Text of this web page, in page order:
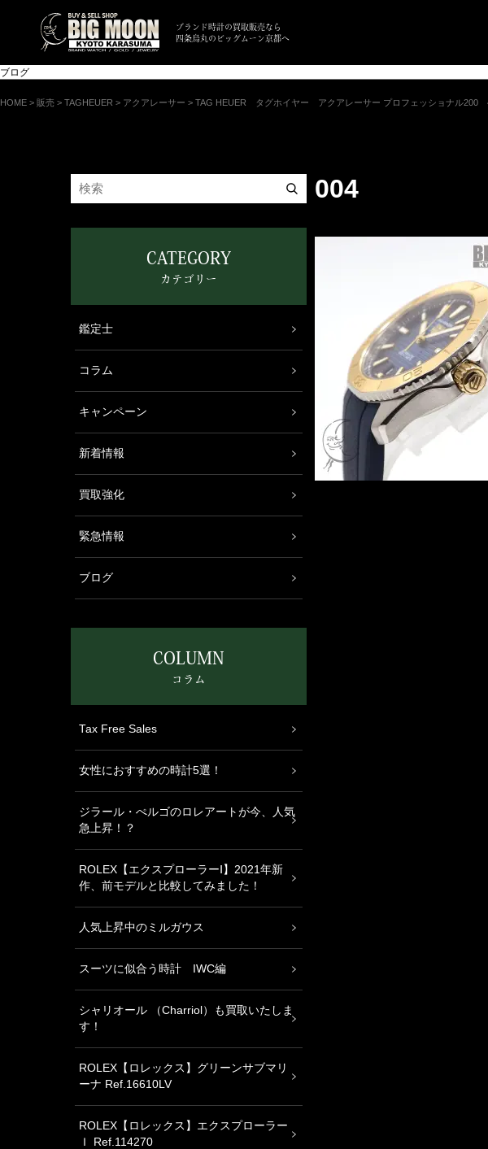
ブランド時計の買取販売なら
四条烏丸のビッグムーン京都へ
ブログ
HOME > 販売 > TAGHEUER > アクアレーサー > TAG HEUER タグホイヤー アクアレーサー プロフェッショナル200
004
CATEGORY
カテゴリー
鑑定士
コラム
キャンペーン
新着情報
買取強化
緊急情報
ブログ
COLUMN
コラム
Tax Free Sales
女性におすすめの時計5選！
ジラール・ぺルゴのロレアートが今、人気
急上昇！？
ROLEX【エクスプローラーⅠ】2021年新
作、前モデルと比較してみました！
人気上昇中のミルガウス
スーツに似合う時計 IWC編
シャリオール （Charriol）も買取いたしま
す！
ROLEX【ロレックス】グリーンサブマリ
ーナ Ref.16610LV
ROLEX【ロレックス】エクスプローラー
Ｉ Ref.114270